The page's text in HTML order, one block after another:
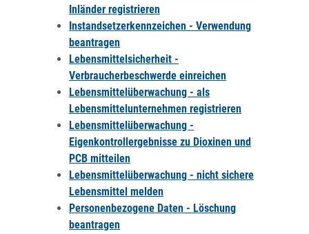
Inländer registrieren
Instandsetzerkennzeichen - Verwendung
beantragen
Lebensmittelsicherheit -
Verbraucherbeschwerde einreichen
Lebensmittelüberwachung - als
Lebensmittelunternehmen registrieren
Lebensmittelüberwachung -
Eigenkontrollergebnisse zu Dioxinen und
PCB mitteilen
Lebensmittelüberwachung - nicht sichere
Lebensmittel melden
Personenbezogene Daten - Löschung
beantragen